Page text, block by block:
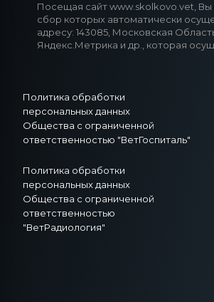
Посещая сайт www.skolkovo.vet, Вы
сбор которых автоматически
адресу: 143085, Московская
Яндекс.Метрика и др., которая
Политика обработки
персональных данных
Общества с ограниченной
ответственностью "ВетГоспиталь"
Политика обработки
персональных данных
Общества с ограниченной
ответственностью
"ВетРадиология"